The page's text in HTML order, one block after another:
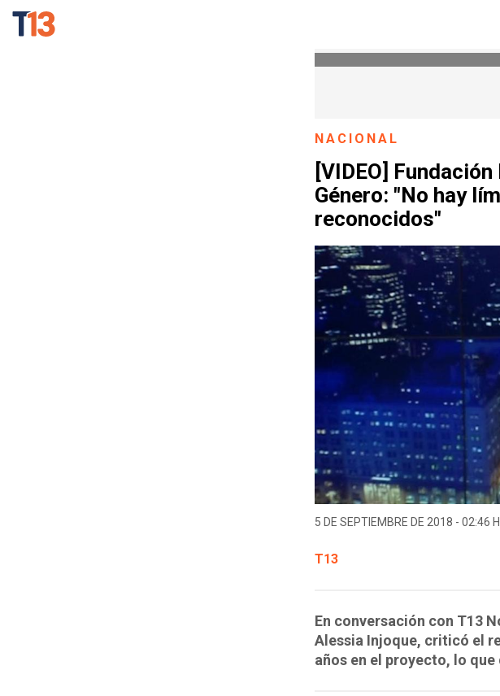
NACIONAL
[VIDEO]
Género: "No hay
reconocidos"
5 DE SEPTIEMBRE DE 2018 - 02:46
T13
En conversación con T13
Alessia Injoque, criticó el
años en el proyecto, lo